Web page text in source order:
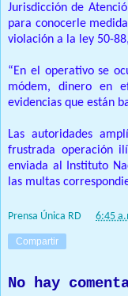
Jurisdicción de
para conocerle
violación a la ley 50-
“En el operativo se
módem, dinero en
evidencias que están
Las autoridades
frustrada operación
enviada al Instituto
las multas
Prensa Única RD 6:45
Compartir
No hay